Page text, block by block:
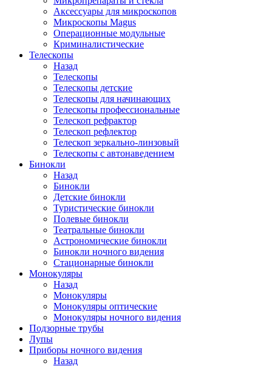
Аксессуары для микроскопов
Микроскопы Magus
Операционные модульные
Криминалистические
Телескопы
Назад
Телескопы
Телескопы детские
Телескопы для начинающих
Телескопы профессиональные
Телескоп рефрактор
Телескоп рефлектор
Телескоп зеркально-линзовый
Телескопы с автонаведением
Бинокли
Назад
Бинокли
Детские бинокли
Туристические бинокли
Полевые бинокли
Театральные бинокли
Астрономические бинокли
Бинокли ночного видения
Стационарные бинокли
Монокуляры
Назад
Монокуляры
Монокуляры оптические
Монокуляры ночного видения
Подзорные трубы
Лупы
Приборы ночного видения
Назад